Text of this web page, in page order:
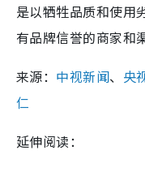
是以牺牲品质和使用
有品牌信誉的商家和
来源： 中视新闻、 央
仁
延伸阅读：